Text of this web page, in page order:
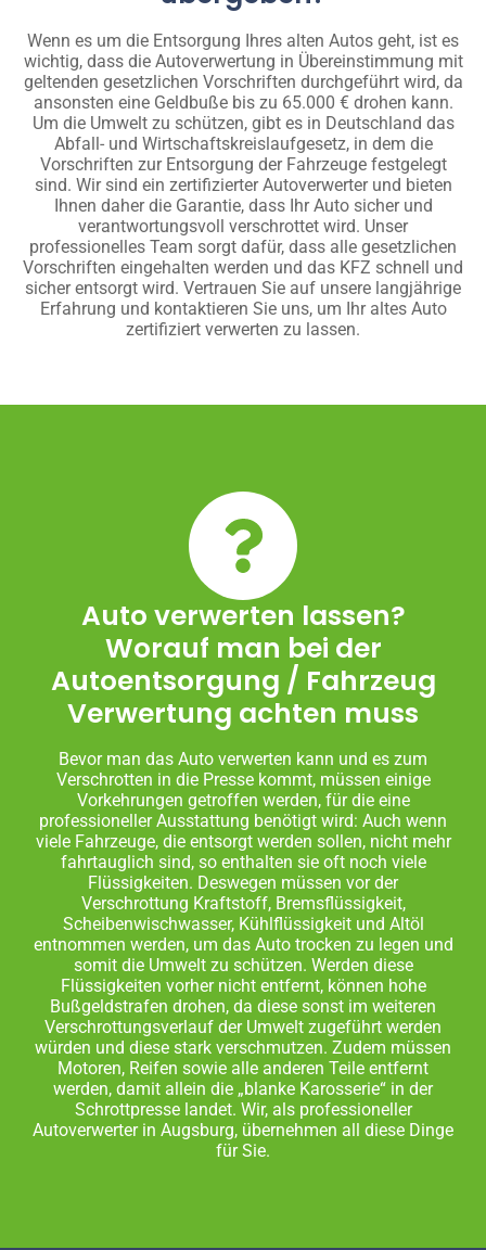
Wenn es um die Entsorgung Ihres alten Autos geht, ist es
wichtig, dass die Autoverwertung in Übereinstimmung mit
geltenden gesetzlichen Vorschriften durchgeführt wird, da
ansonsten eine Geldbuße bis zu 65.000 € drohen kann.
Um die Umwelt zu schützen, gibt es in Deutschland das
Abfall- und Wirtschaftskreislaufgesetz, in dem die
Vorschriften zur Entsorgung der Fahrzeuge festgelegt
sind. Wir sind ein zertifizierter Autoverwerter und bieten
Ihnen daher die Garantie, dass Ihr Auto sicher und
verantwortungsvoll verschrottet wird. Unser
professionelles Team sorgt dafür, dass alle gesetzlichen
Vorschriften eingehalten werden und das KFZ schnell und
sicher entsorgt wird. Vertrauen Sie auf unsere langjährige
Erfahrung und kontaktieren Sie uns, um Ihr altes Auto
zertifiziert verwerten zu lassen.
Auto verwerten lassen?
Worauf man bei der
Autoentsorgung / Fahrzeug
Verwertung achten muss
Bevor man das Auto verwerten kann und es zum
Verschrotten in die Presse kommt, müssen einige
Vorkehrungen getroffen werden, für die eine
professioneller Ausstattung benötigt wird: Auch wenn
viele Fahrzeuge, die entsorgt werden sollen, nicht mehr
fahrtauglich sind, so enthalten sie oft noch viele
Flüssigkeiten. Deswegen müssen vor der
Verschrottung Kraftstoff, Bremsflüssigkeit,
Scheibenwischwasser, Kühlflüssigkeit und Altöl
entnommen werden, um das Auto trocken zu legen und
somit die Umwelt zu schützen. Werden diese
Flüssigkeiten vorher nicht entfernt, können hohe
Bußgeldstrafen drohen, da diese sonst im weiteren
Verschrottungsverlauf der Umwelt zugeführt werden
würden und diese stark verschmutzen. Zudem müssen
Motoren, Reifen sowie alle anderen Teile entfernt
werden, damit allein die „blanke Karosserie“ in der
Schrottpresse landet. Wir, als professioneller
Autoverwerter in Augsburg, übernehmen all diese Dinge
für Sie.